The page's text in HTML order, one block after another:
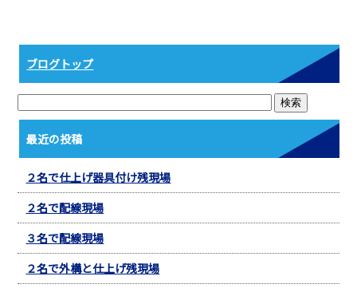
o
k
ブログトップ
最近の投稿
２名で仕上げ器具付け残現場
２名で配線現場
３名で配線現場
２名で外構と仕上げ残現場